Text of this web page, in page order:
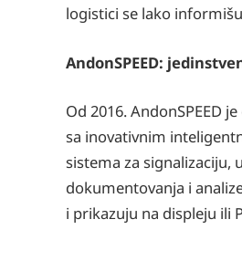
logistici se lako
AndonSPEED:
Od 2016. AndonSPEED
sa inovativnim
sistema za signalizaciju,
dokumentovanja i
i prikazuju na displeju ili